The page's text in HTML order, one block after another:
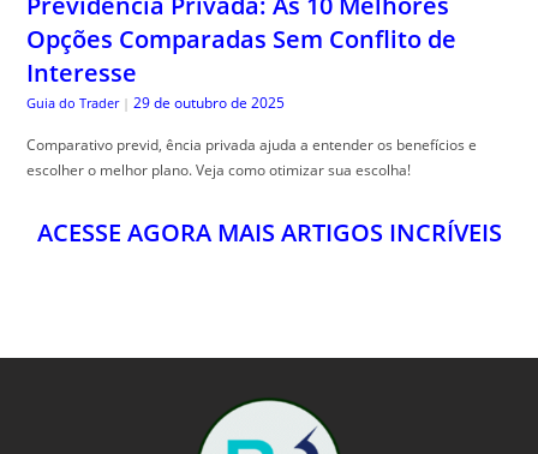
Opções Comparadas Sem Conflito de
Interesse
Guia do Trader | 29 de outubro de 2025
Comparativo previd, ência privada ajuda a entender os benefícios e
escolher o melhor plano. Veja como otimizar sua escolha!
ACESSE AGORA MAIS ARTIGOS INCRÍVEIS